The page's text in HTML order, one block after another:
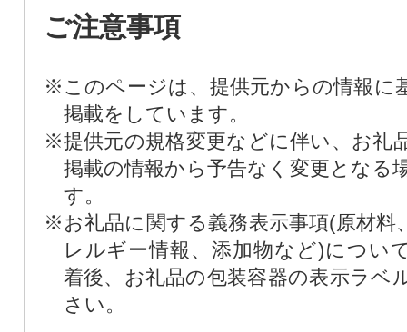
ご注意事項
※このページは、提供元からの情報に
掲載をしています。
※提供元の規格変更などに伴い、お礼
掲載の情報から予告なく変更となる
す。
※お礼品に関する義務表示事項(原材料
レルギー情報、添加物など)につい
着後、お礼品の包装容器の表示ラベ
さい。